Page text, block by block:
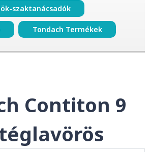
szaktanácsadók
Tondach Termékek
Contiton 9